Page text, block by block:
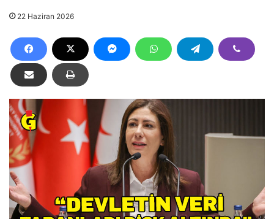
22 Haziran 2026